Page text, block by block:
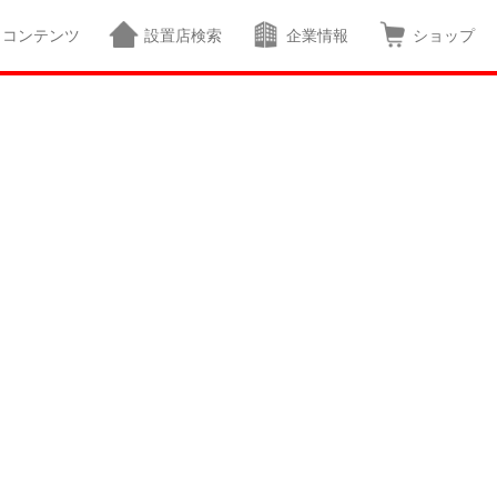
コンテンツ 設置店検索 企業情報 ショップ